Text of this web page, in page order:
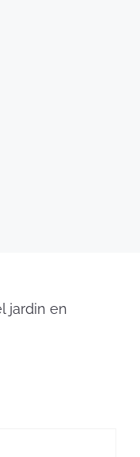
jardin en